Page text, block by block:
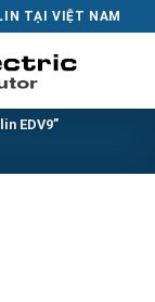
TẠI VIỆT NAM
EDV9”